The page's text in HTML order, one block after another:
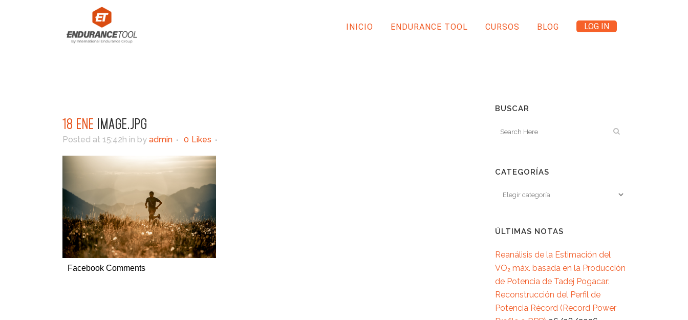
INICIO ENDURANCE TOOL CURSOS BLOG LOG IN
18 ENE IMAGE.JPG
Posted at 15:42h in by admin 0 Likes
Facebook Comments
BUSCAR
CATEGORÍAS
ÚLTIMAS NOTAS
Reanálisis de la Estimación del
VO₂ máx. basada en la Producción
de Potencia de Tadej Pogacar:
Reconstrucción del Perfil de
Potencia Récord (Record Power